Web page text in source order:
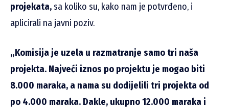
projekata,sa koliko su, kako nam je potvrđeno, i
aplicirali na javni poziv.
„Komisija je uzela u razmatranje samo tri naša
projekta. Najveći iznos po projektu je mogao biti
8.000 maraka, a nama su dodijelili tri projekta od
po 4.000 maraka. Dakle, ukupno 12.000 maraka i